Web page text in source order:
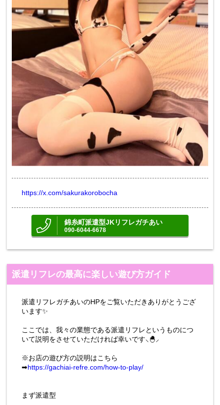
https://x.com/sakurakorobocha
錦糸町派遣型JKリフレガチあい
090-6044-6678
派遣リフレの最高に楽しい遊び方ガイド
派遣リフレガチあいのHPをご覧いただきありがとうござ
います✨
ここでは、我々の業態である派遣リフレというものにつ
いて説明をさせていただければ幸いです‪⸜‪‪‪‪‪︎🐣⸝‬‪‪
※お店の遊び方の説明はこちら
➡https://gachiai-refre.com/how-to-play/
まず派遣型